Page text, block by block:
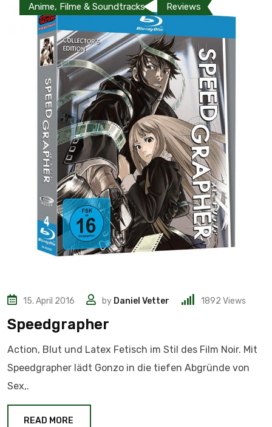
Anime, Filme & Soundtracks Reviews
15. April 2016 by Daniel Vetter 1892 Views
Speedgrapher
Action, Blut und Latex Fetisch im Stil des Film Noir. Mit
Speedgrapher lädt Gonzo in die tiefen Abgründe von
Sex,.
READ MORE